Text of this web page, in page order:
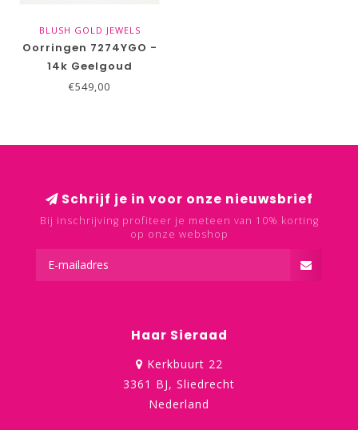
BLUSH GOLD JEWELS
Oorringen 7274YGO -
14k Geelgoud
€549,00
Schrijf je in voor onze nieuwsbrief
Bij inschrijving profiteer je meteen van 10% korting
op onze webshop
Haar Sieraad
Kerkbuurt 22
3361 BJ, Sliedrecht
Nederland